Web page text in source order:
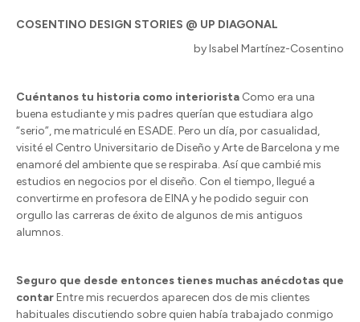
COSENTINO DESIGN STORIES @ UP DIAGONAL
by Isabel Martínez-Cosentino
Cuéntanos tu historia como interiorista Como era una
buena estudiante y mis padres querían que estudiara algo
“serio”, me matriculé en ESADE. Pero un día, por casualidad,
visité el Centro Universitario de Diseño y Arte de Barcelona y me
enamoré del ambiente que se respiraba. Así que cambié mis
estudios en negocios por el diseño. Con el tiempo, llegué a
convertirme en profesora de EINA y he podido seguir con
orgullo las carreras de éxito de algunos de mis antiguos
alumnos.
Seguro que desde entonces tienes muchas anécdotas que
contarEntre mis recuerdos aparecen dos de mis clientes
habituales discutiendo sobre quien había trabajado conmigo